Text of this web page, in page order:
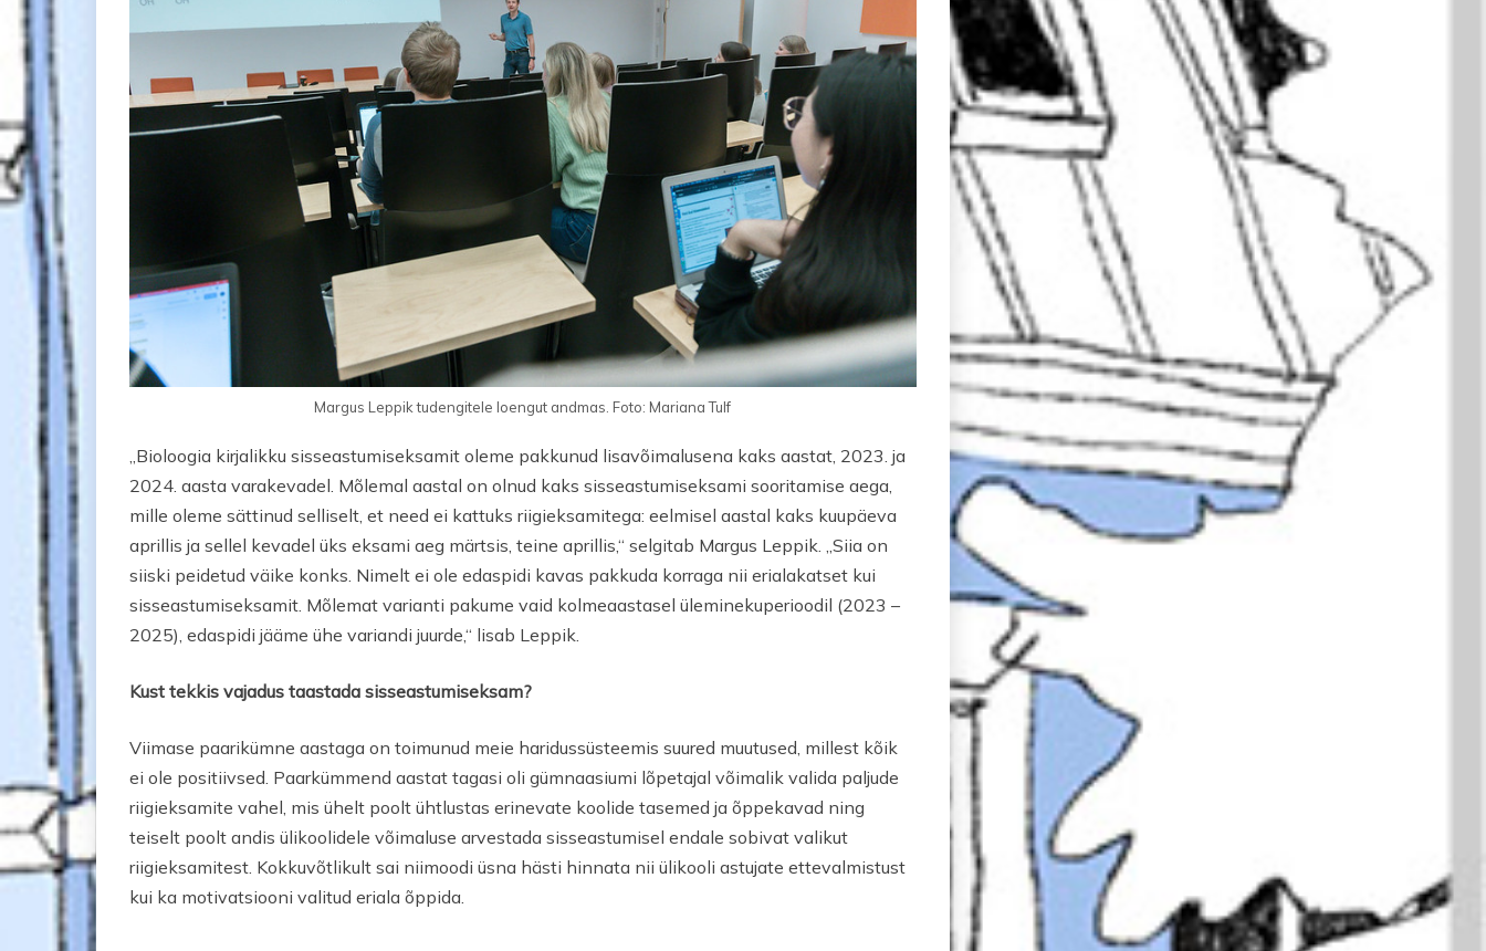
Margus Leppik tudengitele loengut andmas. Foto: Mariana Tulf
„Bioloogia kirjalikku sisseastumiseksamit oleme pakkunud lisavõimalusena kaks aastat, 2023. ja
2024. aasta varakevadel. Mõlemal aastal on olnud kaks sisseastumiseksami sooritamise aega,
mille oleme sättinud selliselt, et need ei kattuks riigieksamitega: eelmisel aastal kaks kuupäeva
aprillis ja sellel kevadel üks eksami aeg märtsis, teine aprillis,“ selgitab Margus Leppik. „Siia on
siiski peidetud väike konks. Nimelt ei ole edaspidi kavas pakkuda korraga nii erialakatset kui
sisseastumiseksamit. Mõlemat varianti pakume vaid kolmeaastasel üleminekuperioodil (2023 –
2025), edaspidi jääme ühe variandi juurde,“ lisab Leppik.
Kust tekkis vajadus taastada sisseastumiseksam?
Viimase paarikümne aastaga on toimunud meie haridussüsteemis suured muutused, millest kõik
ei ole positiivsed. Paarkümmend aastat tagasi oli gümnaasiumi lõpetajal võimalik valida paljude
riigieksamite vahel, mis ühelt poolt ühtlustas erinevate koolide tasemed ja õppekavad ning
teiselt poolt andis ülikoolidele võimaluse arvestada sisseastumisel endale sobivat valikut
riigieksamitest. Kokkuvõtlikult sai niimoodi üsna hästi hinnata nii ülikooli astujate ettevalmistust
kui ka motivatsiooni valitud eriala õppida.